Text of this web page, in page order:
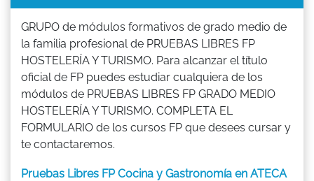
GRUPO de módulos formativos de grado medio de
la familia profesional de PRUEBAS LIBRES FP
HOSTELERÍA Y TURISMO. Para alcanzar el título
oficial de FP puedes estudiar cualquiera de los
módulos de PRUEBAS LIBRES FP GRADO MEDIO
HOSTELERÍA Y TURISMO. COMPLETA EL
FORMULARIO de los cursos FP que desees cursar y
te contactaremos.
Pruebas Libres FP Cocina y Gastronomía en ATECA